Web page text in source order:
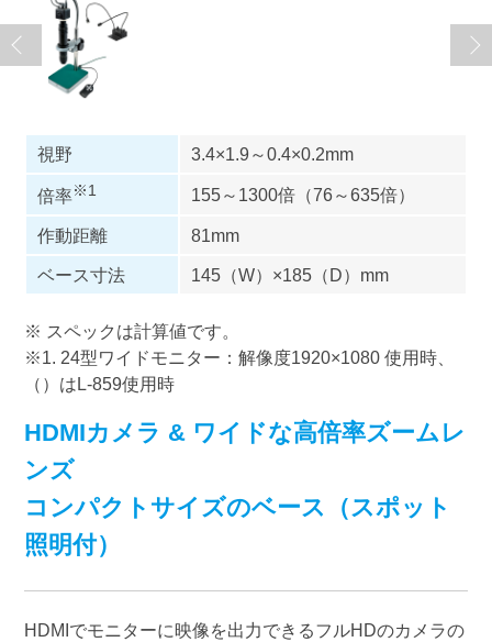
視野 3.4×1.9～0.4×0.2mm
倍率※1 155～1300倍（76～635倍）
作動距離
81mm
ベース寸法
145（W）×185（D）mm
※ スペックは計算値です。
※1. 24型ワイドモニター：解像度1920×1080 使用時、
（）はL-859使用時
HDMIカメラ & ワイドな高倍率ズームレ
ンズ
コンパクトサイズのベース（スポット
照明付）
HDMIでモニターに映像を出力できるフルHDのカメラの